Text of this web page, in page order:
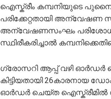
ഐസ്ക്രീം കമ്പനിയുടെ പുനൈ
പരിക്കേറ്റതായി അന്വേഷണ
അന്വേഷണസംഘം
സ്ഥിരീകരിച്ചാല്‍
ഗ്രോസറി ആപ്പ് വഴി ഓർഡർ
കിട്ടിയതായി 26കാരനായ
ഓർഡർ ചെയ്ത ഐസ്ക്രീമിൽ